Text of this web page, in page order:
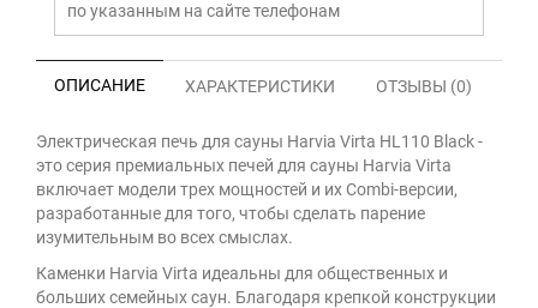
по указанным на сайте телефонам
ОПИСАНИЕ ХАРАКТЕРИСТИКИ ОТЗЫВЫ (0)
Электрическая печь для сауны Harvia Virta HL110 Black -
это серия премиальных печей для сауны Harvia Virta
включает модели трех мощностей и их Combi-версии,
разработанные для того, чтобы сделать парение
изумительным во всех смыслах.
Каменки Harvia Virta идеальны для общественных и
больших семейных саун. Благодаря крепкой конструкции